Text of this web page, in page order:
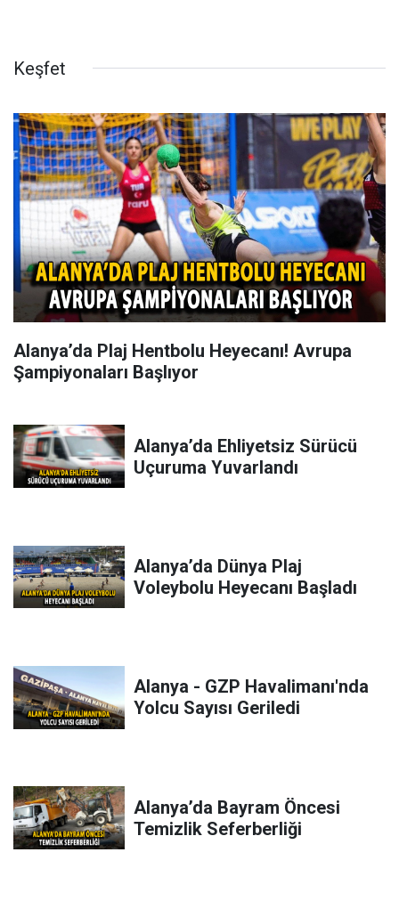
Keşfet
Alanya’da Plaj Hentbolu Heyecanı! Avrupa
Şampiyonaları Başlıyor
Alanya’da Ehliyetsiz Sürücü
Uçuruma Yuvarlandı
Alanya’da Dünya Plaj
Voleybolu Heyecanı Başladı
Alanya - GZP Havalimanı'nda
Yolcu Sayısı Geriledi
Alanya’da Bayram Öncesi
Temizlik Seferberliği